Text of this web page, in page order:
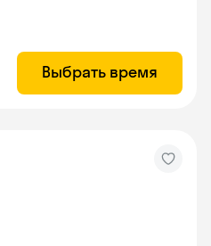
Выбрать время